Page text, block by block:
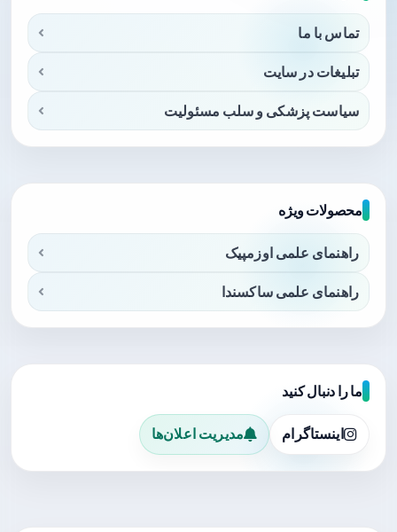
تماس با ما
تبلیغات در سایت
سیاست پزشکی و سلب مسئولیت
محصولات ویژه
راهنمای علمی اوزمپیک
راهنمای علمی ساکسندا
ما را دنبال کنید
اینستاگرام مدیریت اعلان‌ها